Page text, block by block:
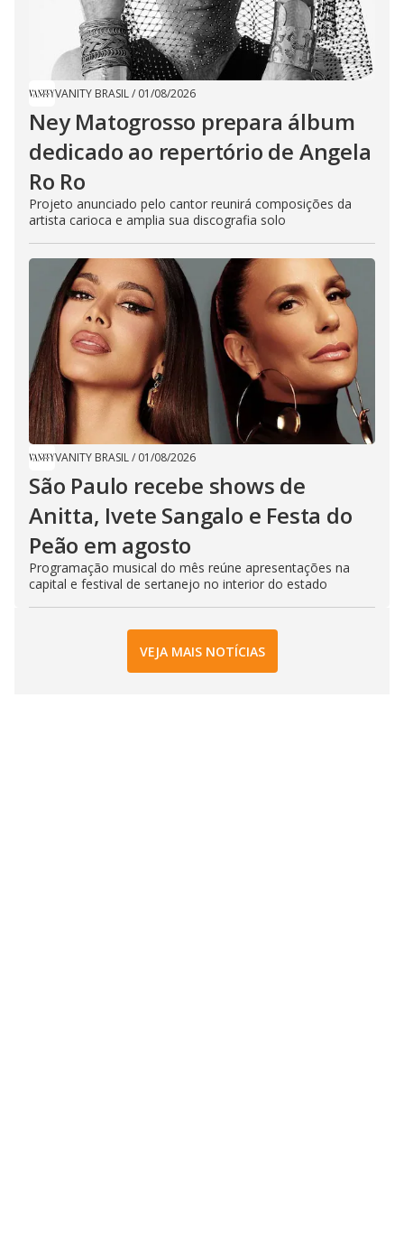
VANITY BRASIL/ 01/08/2026
Ney Matogrosso prepara álbum
dedicado ao repertório de Angela
Ro Ro
Projeto anunciado pelo cantor reunirá composições da
artista carioca e amplia sua discografia solo
VANITY BRASIL/ 01/08/2026
São Paulo recebe shows de
Anitta, Ivete Sangalo e Festa do
Peão em agosto
Programação musical do mês reúne apresentações na
capital e festival de sertanejo no interior do estado
VEJA MAIS NOTÍCIAS